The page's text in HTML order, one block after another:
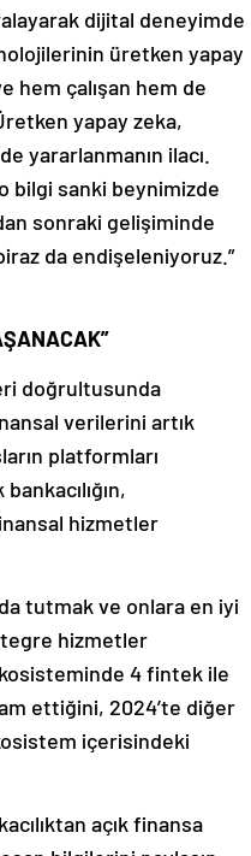
dijital deneyimde
üretken yapay
hem çalışan hem de
yapay zeka,
yararlanmanın ilacı.
bilgi sanki beynimizde
sonraki gelişiminde
da endişeleniyoruz.”
doğrultusunda
verilerini artık
platformları
hizmetler
tutmak ve onlara en iyi
hizmetler
4 fintek ile
ettiğini, 2024’te diğer
içerisindeki
açık finansa